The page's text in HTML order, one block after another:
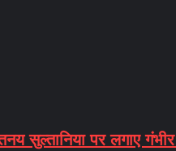
सुल्तानिया पर लगाए